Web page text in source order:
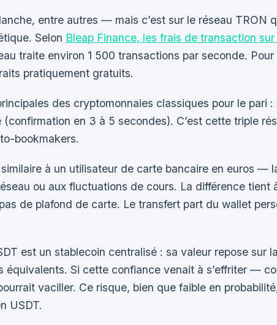
entre autres — mais c’est sur le réseau TRON
Selon Bleap Finance, les frais de transaction
traite environ 1 500 transactions par seconde. Pour
pratiquement gratuits.
des cryptomonnaies classiques pour le pari
en 3 à 5 secondes). C’est cette triple
bookmakers.
à un utilisateur de carte bancaire en euros —
ou aux fluctuations de cours. La différence tient
de plafond de carte. Le transfert part du wallet
est un stablecoin centralisé : sa valeur repose sur
Si cette confiance venait à s’effriter —
vaciller. Ce risque, bien que faible en
USDT.